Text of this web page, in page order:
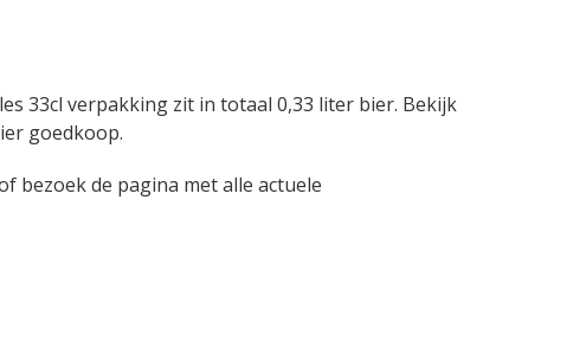
33cl verpakking zit in totaal 0,33 liter bier. Bekijk
goedkoop.
bezoek de pagina met alle actuele